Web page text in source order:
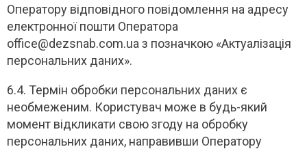
Оператору відповідного повідомлення на адресу
електронної пошти Оператора
office@dezsnab.com.ua з позначкою «Актуалізація
персональних даних».
6.4. Термін обробки персональних даних є
необмеженим. Користувач може в будь-який
момент відкликати свою згоду на обробку
персональних даних, направивши Оператору